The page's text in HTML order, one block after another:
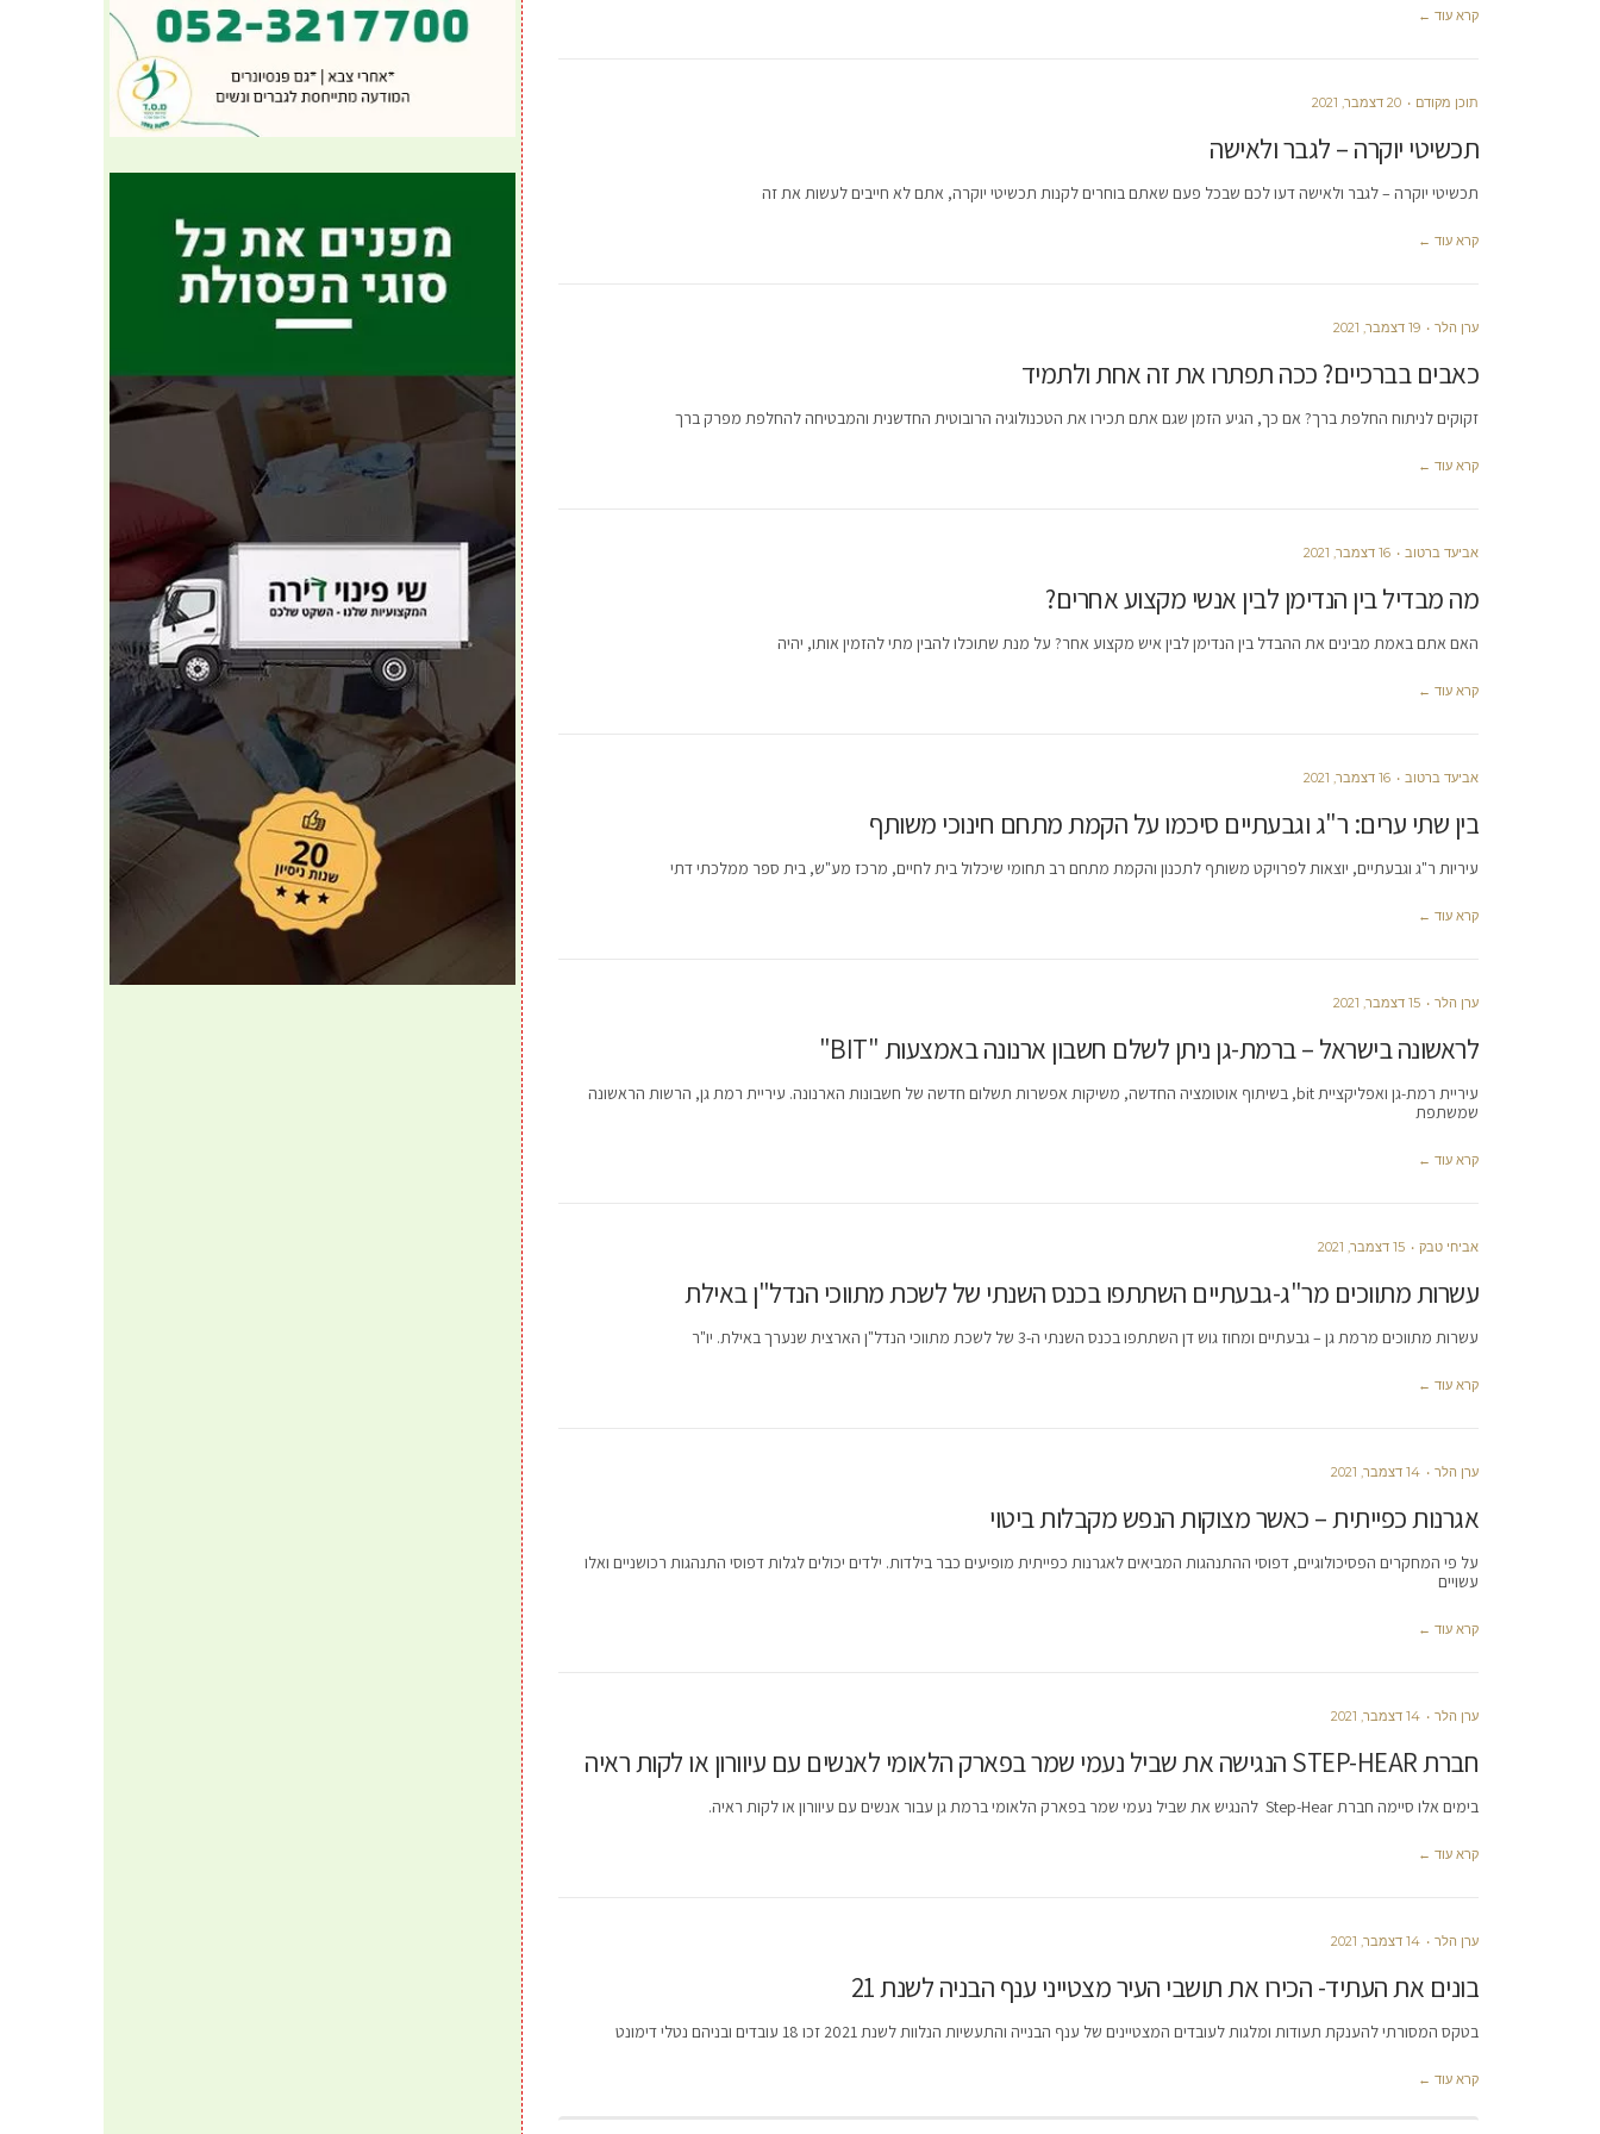
קרא עוד ←
תוכן מקודם 20 דצמבר, 2021
תכשיטי יוקרה – לגבר ולאישה
תכשיטי יוקרה – לגבר ולאישה דעו לכם שבכל פעם שאתם בוחרים לקנות תכשיטי יוקרה, אתם לא חייבים לעשות את זה
קרא עוד ←
ערן הלר 19 דצמבר, 2021
כאבים בברכיים? ככה תפתרו את זה אחת ולתמיד
זקוקים לניתוח החלפת ברך? אם כך, הגיע הזמן שגם אתם תכירו את הטכנולוגיה הרובוטית החדשנית והמבטיחה להחלפת מפרק ברך
קרא עוד ←
אביעד ברטוב 16 דצמבר, 2021
מה מבדיל בין הנדימן לבין אנשי מקצוע אחרים?
האם אתם באמת מבינים את ההבדל בין הנדימן לבין איש מקצוע אחר? על מנת שתוכלו להבין מתי להזמין אותו, יהיה
קרא עוד ←
אביעד ברטוב 16 דצמבר, 2021
בין שתי ערים: ר"ג וגבעתיים סיכמו על הקמת מתחם חינוכי משותף
עיריות ר"ג וגבעתיים, יוצאות לפרויקט משותף לתכנון והקמת מתחם רב תחומי שיכלול בית לחיים, מרכז מע"ש, בית ספר ממלכתי דתי
קרא עוד ←
ערן הלר 15 דצמבר, 2021
לראשונה בישראל – ברמת-גן ניתן לשלם חשבון ארנונה באמצעות "BIT"
עיריית רמת-גן ואפליקציית bit, בשיתוף אוטומציה החדשה, משיקות אפשרות תשלום חדשה של חשבונות הארנונה. עיריית רמת גן, הרשות הראשונה
שמשתפת
קרא עוד ←
אביחי טבק 15 דצמבר, 2021
עשרות מתווכים מר"ג-גבעתיים השתתפו בכנס השנתי של לשכת מתווכי הנדל"ן באילת
עשרות מתווכים מרמת גן – גבעתיים ומחוז גוש דן השתתפו בכנס השנתי ה-3 של לשכת מתווכי הנדל"ן הארצית שנערך באילת. יו"ר
קרא עוד ←
ערן הלר 14 דצמבר, 2021
אגרנות כפייתית – כאשר מצוקות הנפש מקבלות ביטוי
על פי המחקרים הפסיכולוגיים, דפוסי ההתנהגות המביאים לאגרנות כפייתית מופיעים כבר בילדות. ילדים יכולים לגלות דפוסי התנהגות רכושניים ואלו
עשויים
קרא עוד ←
ערן הלר 14 דצמבר, 2021
חברת STEP-HEAR הנגישה את שביל נעמי שמר בפארק הלאומי לאנשים עם עיוורון או לקות ראיה
בימים אלו סיימה חברת Step-Hear להנגיש את שביל נעמי שמר בפארק הלאומי ברמת גן עבור אנשים עם עיוורון או לקות ראיה.
קרא עוד ←
ערן הלר 14 דצמבר, 2021
בונים את העתיד- הכירו את תושבי העיר מצטייני ענף הבניה לשנת 21
בטקס המסורתי להענקת תעודות ומלגות לעובדים המצטיינים של ענף הבנייה והתעשיות הנלוות לשנת 2021 זכו 18 עובדים ובניהם נטלי דימונט
קרא עוד ←